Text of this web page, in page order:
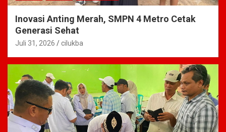
Inovasi Anting Merah, SMPN 4 Metro Cetak
Generasi Sehat
Juli 31, 2026 cilukba